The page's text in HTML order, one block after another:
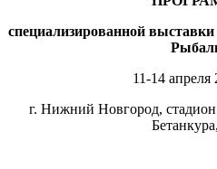
специализированной
11-14 апреля
г. Нижний Новгород,